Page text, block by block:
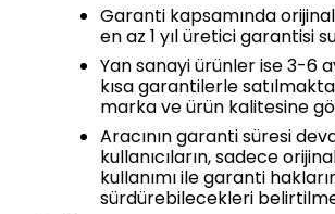
Garanti kapsamında
en az 1 yıl üretici garantisi
Yan sanayi ürünler ise 3-6
kısa garantilerle
marka ve ürün kalitesine
Aracının garanti süresi
kullanıcıların, sadece
kullanımı ile garanti
sürdürebilecekleri